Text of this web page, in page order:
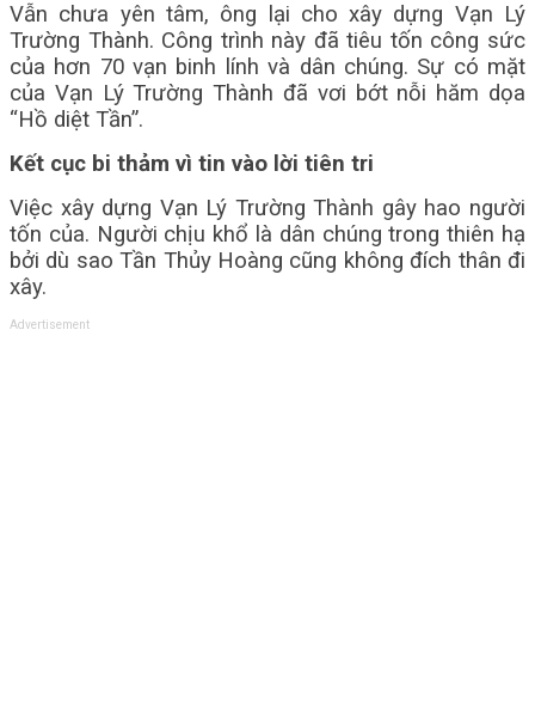
Vẫn chưa yên tâm, ông lại cho xây dựng Vạn Lý
Trường Thành. Công trình này đã tiêu tốn công sức
của hơn 70 vạn binh lính và dân chúng. Sự có mặt
của Vạn Lý Trường Thành đã vơi bớt nỗi hăm dọa
“Hồ diệt Tần”.
Kết cục bi thảm vì tin vào lời tiên tri
Việc xây dựng Vạn Lý Trường Thành gây hao người
tốn của. Người chịu khổ là dân chúng trong thiên hạ
bởi dù sao Tần Thủy Hoàng cũng không đích thân đi
xây.
Advertisement